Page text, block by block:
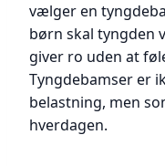
vælger en
børn skal tyngden
giver ro uden at
Tyngdebamser er
belastning, men
hverdagen.